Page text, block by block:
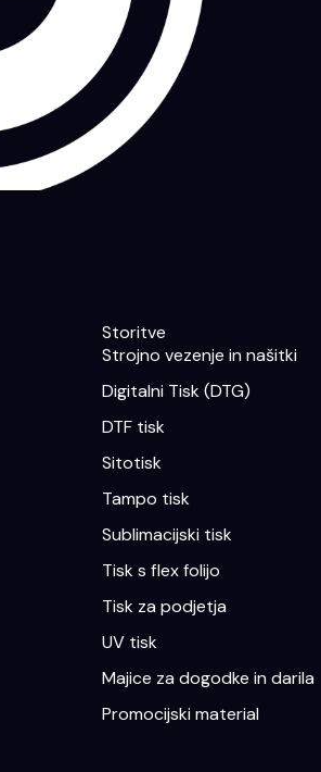
Storitve
Strojno vezenje in našitki
Digitalni Tisk (DTG)
DTF tisk
Sitotisk
Tampo tisk
Sublimacijski tisk
Tisk s flex folijo
Tisk za podjetja
UV tisk
Majice za dogodke in darila
Promocijski material